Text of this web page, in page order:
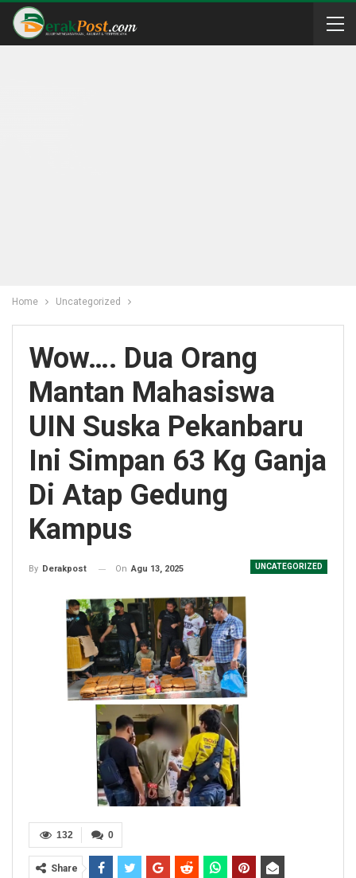
Home Uncategorized
Wow…. Dua Orang
Mantan Mahasiswa
UIN Suska Pekanbaru
Ini Simpan 63 Kg Ganja
Di Atap Gedung
Kampus
UNCATEGORIZED
By Derakpost On Agu 13, 2025
0
132
Share